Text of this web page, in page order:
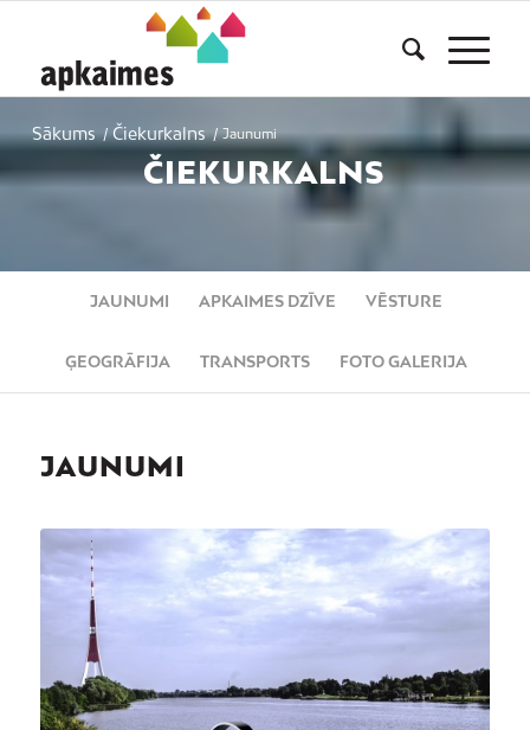
Sākums / Čiekurkalns / Jaunumi
ČIEKURKALNS
JAUNUMI APKAIMES DZĪVE VĒSTURE
ĢEOGRĀFIJA TRANSPORTS FOTO GALERIJA
JAUNUMI